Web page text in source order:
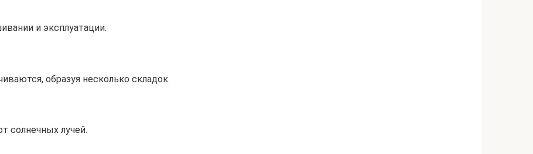
и эксплуатации.
образуя несколько складок.
солнечных лучей.